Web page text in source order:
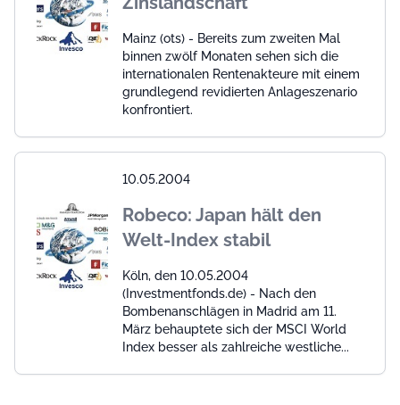
Mainz (ots) - Bereits zum zweiten Mal
binnen zwölf Monaten sehen sich die
internationalen Rentenakteure mit einem
grundlegend revidierten Anlageszenario
konfrontiert.
10.05.2004
Robeco: Japan hält den
Welt-Index stabil
Köln, den 10.05.2004
(Investmentfonds.de) - Nach den
Bombenanschlägen in Madrid am 11.
März behauptete sich der MSCI World
Index besser als zahlreiche westliche...